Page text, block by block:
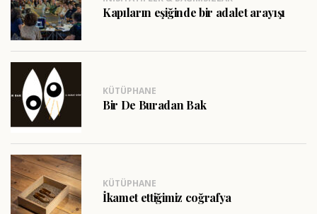
Kapıların eşiğinde bir adalet arayışı
KÜTÜPHANE
Bir De Buradan Bak
KÜTÜPHANE
İkamet ettiğimiz coğrafya